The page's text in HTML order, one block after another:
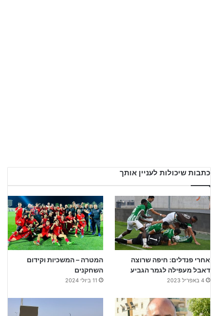
כתבות שיכולות לעניין אותך
אחרי פנדלים: חיפה שרוצה
דאבל מעפילה לגמר הגביע
4 באפריל 2023
המטרה – המשכיות וקידום
השחקנים
11 ביולי 2024